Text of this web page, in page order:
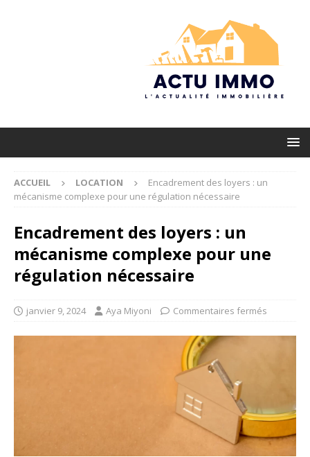
ACCUEIL LOCATION
Encadrement des loyers : un
mécanisme complexe pour une régulation nécessaire
Encadrement des loyers : un
mécanisme complexe pour une
régulation nécessaire
janvier 9, 2024 Aya Miyoni Commentaires fermés